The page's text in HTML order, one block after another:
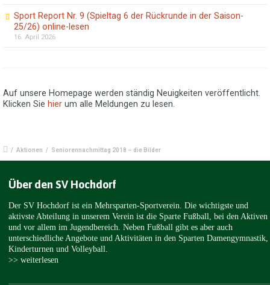
Sport Report Nr. 9 (Spieltag 6 der Rückrunde in der Saison-
25/26) online-lesen
16. April 2026
Auf unsere Homepage werden ständig Neuigkeiten veröffentlicht.
Klicken Sie hier um alle Meldungen zu lesen.
/ Aktionen / Seniorennachmittag 2018 – die Bilder
Über den SV Hochdorf
Der SV Hochdorf ist ein Mehrsparten-Sportverein. Die wichtigste und
aktivste Abteilung in unserem Verein ist die Sparte Fußball, bei den Aktiven
und vor allem im Jugendbereich. Neben Fußball gibt es aber auch
unterschiedliche Angebote und Aktivitäten in den Sparten Damengymnastik,
Kinderturnen und Volleyball.
>> weiterlesen